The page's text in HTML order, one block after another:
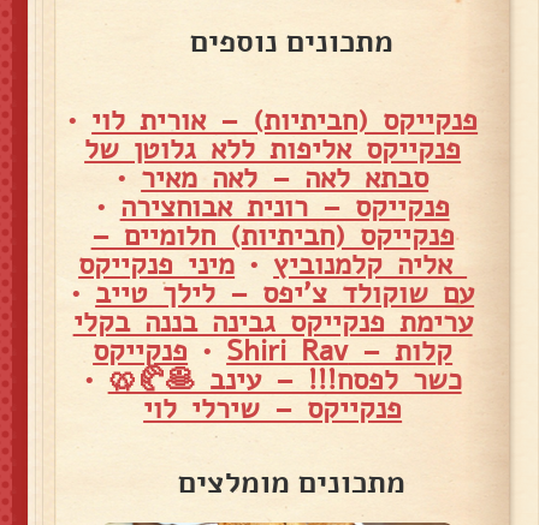
מתכונים נוספים
פנקייקס (חביתיות) – אורית לוי •
פנקייקס אליפות ללא גלוטן של
סבתא לאה – לאה מאיר •
פנקייקס – רונית אבוחצירה •
פנקייקס (חביתיות) חלומיים –
אליה קלמנוביץ • מיני פנקייקס
עם שוקולד צ'יפס – לילך טייב •
ערימת פנקייקס גבינה בננה בקלי
קלות – Shiri Rav • פנקייקס
כשר לפסח!!! – עינב 🥞🥐🥨 •
פנקייקס – שירלי לוי
מתכונים מומלצים